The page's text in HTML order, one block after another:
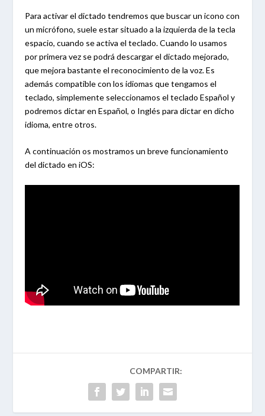
Para activar el dictado tendremos que buscar un icono con
un micrófono, suele estar situado a la izquierda de la tecla
espacio, cuando se activa el teclado. Cuando lo usamos
por primera vez se podrá descargar el dictado mejorado,
que mejora bastante el reconocimiento de la voz. Es
además compatible con los idiomas que tengamos el
teclado, simplemente seleccionamos el teclado Español y
podremos dictar en Español, o Inglés para dictar en dicho
idioma, entre otros.
A continuación os mostramos un breve funcionamiento
del dictado en iOS: